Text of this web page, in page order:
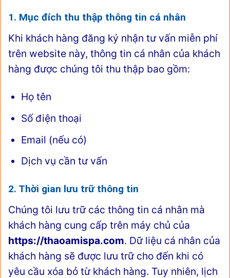
1. Mục đích thu thập thông tin cá nhân
Khi khách hàng đăng ký nhận tư vấn miễn phí
trên website này, thông tin cá nhân của khách
hàng được chúng tôi thu thập bao gồm:
Họ tên
Số điện thoại
Email (nếu có)
Dịch vụ cần tư vấn
2. Thời gian lưu trữ thông tin
Chúng tôi lưu trữ các thông tin cá nhân mà
khách hàng cung cấp trên máy chủ của
https://thaoamispa.com. Dữ liệu cá nhân của
khách hàng sẽ được lưu trữ cho đến khi có
yêu cầu xóa bỏ từ khách hàng. Tuy nhiên, lịch